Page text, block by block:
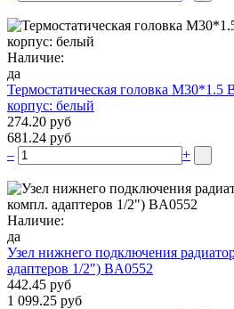
Наличие:
да
Термостатическая головка M30*1.5
корпус: белый
274.20 руб
681.24 руб
–
+
Наличие:
да
Узел нижнего подключения
адаптеров 1/2″) BA0552
442.45 руб
1 099.25 руб